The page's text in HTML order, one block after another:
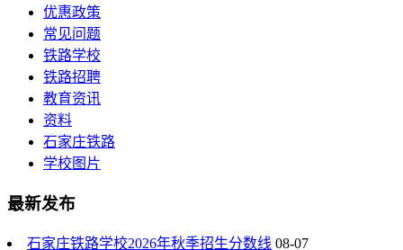
优惠政策
常见问题
铁路学校
铁路招聘
教育资讯
资料
石家庄铁路
学校图片
最新发布
石家庄铁路学校2026年秋季招生分数线 08-07